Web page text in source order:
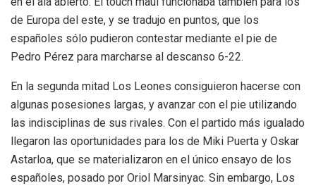
de Europa del este, y se tradujo en puntos, que los
españoles sólo pudieron contestar mediante el pie de
Pedro Pérez para marcharse al descanso 6-22.
En la segunda mitad Los Leones consiguieron hacerse con
algunas posesiones largas, y avanzar con el pie utilizando
las indisciplinas de sus rivales. Con el partido más igualado
llegaron las oportunidades para los de Miki Puerta y Oskar
Astarloa, que se materializaron en el único ensayo de los
españoles, posado por Oriol Marsinyac. Sin embargo, Los